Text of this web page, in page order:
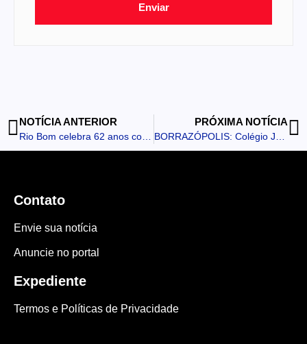
Enviar
NOTÍCIA ANTERIOR PRÓXIMA NOTÍCIA
Contato
Envie sua notícia
Anuncie no portal
Expediente
Termos e Políticas de Privacidade